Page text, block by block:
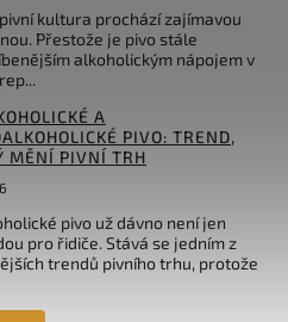
kultura prochází zajímavou
Přestože je pivo stále
alkoholickým nápojem v
A
PIVO: TREND,
MĚNÍ PIVNÍ TRH
pivo už dávno není jen
pro řidiče. Stává se jedním z
trendů pivního trhu, protože